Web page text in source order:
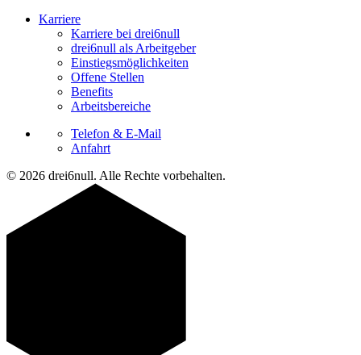
Karriere
Karriere bei drei6null
drei6null als Arbeitgeber
Einstiegsmöglichkeiten
Offene Stellen
Benefits
Arbeitsbereiche
Telefon & E-Mail
Anfahrt
© 2026 drei6null. Alle Rechte vorbehalten.